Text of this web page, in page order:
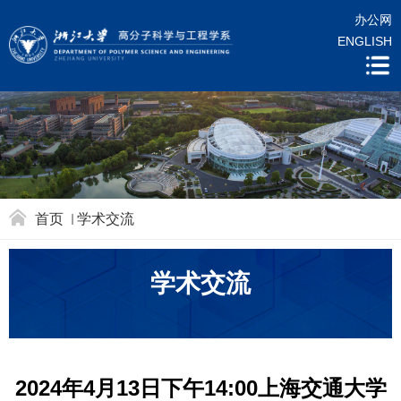
办公网
ENGLISH
首页 学术交流
学术交流
2024年4月13日下午14:00上海交通大学